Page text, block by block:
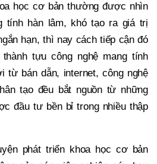
học cơ bản thường được nhìn
tính hàn lâm, khó tạo ra giá trị
hạn, thì nay cách tiếp cận đó
tựu công nghệ mang tính
từ bán dẫn, internet, công nghệ
tạo đều bắt nguồn từ những
đầu tư bền bỉ trong nhiều thập
phát triển khoa học cơ bản